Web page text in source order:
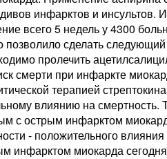
инфарктов и инсультов.
всего 5 недель у 4300
позволило сделать
пролечить
смерти при инфаркте
терапией
влиянию на смертность.
с острым инфарктом
- положительного
инфарктом миокарда